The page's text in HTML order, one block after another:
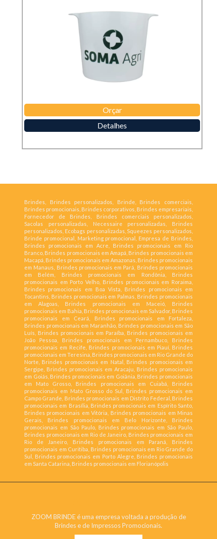
Orçar
Detalhes
Brindes, Brindes personalizados, Brinde, Brindes comerciais,
Brindes promocionais, Brindes corporativos, Brindes empresariais,
Fornecedor de Brindes, Brindes comerciais personalizados,
Sacolas personalizadas, Necessaire personalizadas, Brindes
personalizados, Ecobags personalizadas, Squeezes personalizados,
Brinde promocional, Marketing promocional, Empresa de Brindes,
Brindes promocionais em Acre, Brindes promocionais em Rio
Branco, Brindes promocionais em Amapá, Brindes promocionais em
Macapá, Brindes promocionais em Amazonas, Brindes promocionais
em Manaus, Brindes promocionais em Pará, Brindes promocionais
em Belém, Brindes promocionais em Rondônia, Brindes
promocionais em Porto Velho, Brindes promocionais em Roraima,
Brindes promocionais em Boa Vista, Brindes promocionais em
Tocantins, Brindes promocionais em Palmas, Brindes promocionais
em Alagoas, Brindes promocionais em Maceió, Brindes
promocionais em Bahia, Brindes promocionais em Salvador, Brindes
promocionais em Ceará, Brindes promocionais em Fortaleza,
Brindes promocionais em Maranhão, Brindes promocionais em São
Luís, Brindes promocionais em Paraíba, Brindes promocionais em
João Pessoa, Brindes promocionais em Pernambuco, Brindes
promocionais em Recife, Brindes promocionais em Piauí, Brindes
promocionais em Teresina, Brindes promocionais em Rio Grande do
Norte, Brindes promocionais em Natal, Brindes promocionais em
Sergipe, Brindes promocionais em Aracaju, Brindes promocionais
em Goiás, Brindes promocionais em Goiânia, Brindes promocionais
em Mato Grosso, Brindes promocionais em Cuiabá, Brindes
promocionais em Mato Grosso do Sul, Brindes promocionais em
Campo Grande, Brindes promocionais em Distrito Federal, Brindes
promocionais em Brasília, Brindes promocionais em Espírito Santo,
Brindes promocionais em Vitória, Brindes promocionais em Minas
Gerais, Brindes promocionais em Belo Horizonte, Brindes
promocionais em São Paulo, Brindes promocionais em São Paulo,
Brindes promocionais em Rio de Janeiro, Brindes promocionais em
Rio de Janeiro, Brindes promocionais em Paraná, Brindes
promocionais em Curitiba, Brindes promocionais em Rio Grande do
Sul, Brindes promocionais em Porto Alegre, Brindes promocionais
em Santa Catarina, Brindes promocionais em Florianópolis
ZOOM BRINDE é uma empresa voltada a produção de
Brindes e de Impressos Promocionais.